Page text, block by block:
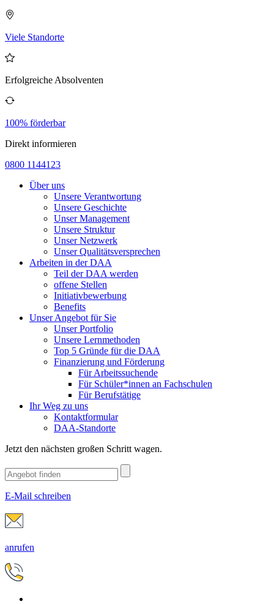
Viele Standorte
Erfolgreiche Absolventen
100% förderbar
Direkt informieren
0800 1144123
Über uns
Unsere Verantwortung
Unsere Geschichte
Unser Management
Unsere Struktur
Unser Netzwerk
Unser Qualitätsversprechen
Arbeiten in der DAA
Teil der DAA werden
offene Stellen
Initiativbewerbung
Benefits
Unser Angebot für Sie
Unser Portfolio
Unsere Lernmethoden
Top 5 Gründe für die DAA
Finanzierung und Förderung
Für Arbeitssuchende
Für Schüler*innen an Fachschulen
Für Berufstätige
Ihr Weg zu uns
Kontaktformular
DAA-Standorte
Jetzt den nächsten großen Schritt wagen.
E-Mail schreiben
anrufen